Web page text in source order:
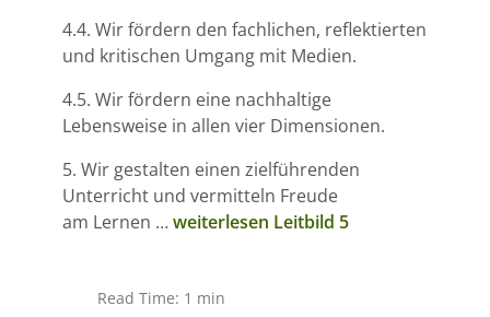
4.4. Wir fördern den fachlichen, reflektierten
und kritischen Umgang mit Medien.
4.5. Wir fördern eine nachhaltige
Lebensweise in allen vier Dimensionen.
5. Wir gestalten einen zielführenden
Unterricht und vermitteln Freude
am Lernen …weiterlesen Leitbild 5
Read Time: 1 min